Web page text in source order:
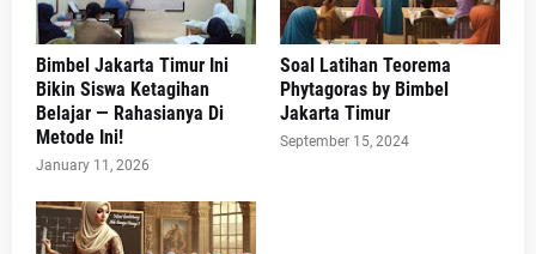
Bimbel Jakarta Timur Ini
Bikin Siswa Ketagihan
Belajar — Rahasianya Di
Metode Ini!
January 11, 2026
Soal Latihan Teorema
Phytagoras by Bimbel
Jakarta Timur
September 15, 2024